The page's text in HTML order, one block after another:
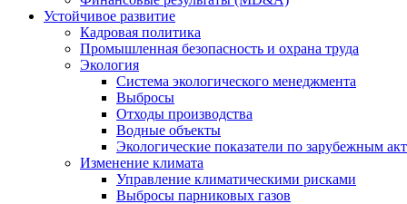
Устойчивое развитие
Кадровая политика
Промышленная безопасность и охрана труда
Экология
Система экологического менеджмента
Выбросы
Отходы производства
Водные объекты
Экологические показатели по зарубежным
Изменение климата
Управление климатическими рисками
Выбросы парниковых газов